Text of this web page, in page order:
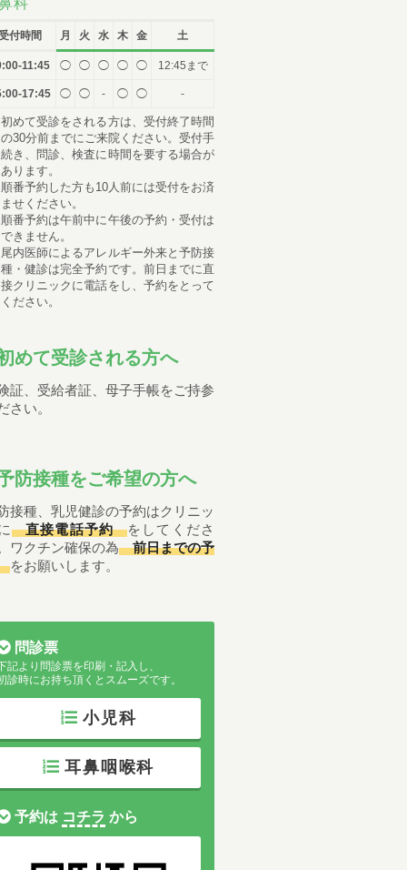
付時間 月 火 水 木 金 土
11:45 ◯ ◯ ◯ ◯ ◯ 12:45まで
17:45 ◯ ◯ - ◯ ◯ -
初めて受診をされる方は、受付終了時間
の30分前までにご来院ください。受付手
続き、問診、検査に時間を要する場合が
あります。
順番予約した方も10人前には受付をお済
ませください。
順番予約は午前中に午後の予約・受付は
できません。
尾内医師によるアレルギー外来と予防接
種・健診は完全予約です。前日までに直
接クリニックに電話をし、予約をとって
ください。
めて受診される方へ
証、受給者証、母子手帳をご持参
さい。
防接種をご希望の方へ
接種、乳児健診の予約はクリニッ
直接電話予約
をしてくださ
ワクチン確保の為
前日までの予
をお願いします。
問診票
記より問診票を印刷・記入し、
診時にお持ち頂くとスムーズです。
小児科
耳鼻咽喉科
予約は コチラ から